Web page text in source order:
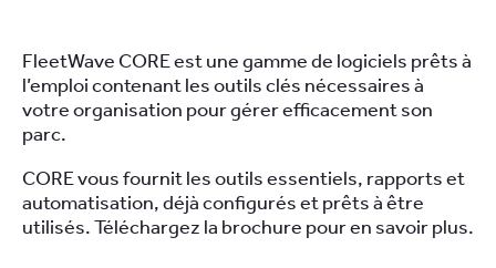
FleetWave CORE est une gamme de logiciels prêts à
l’emploi contenant les outils clés nécessaires à
votre organisation pour gérer efficacement son
parc.
CORE vous fournit les outils essentiels, rapports et
automatisation, déjà configurés et prêts à être
utilisés. Téléchargez la brochure pour en savoir plus.